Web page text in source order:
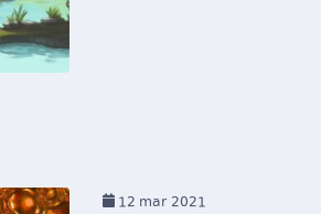
12 mar 2021